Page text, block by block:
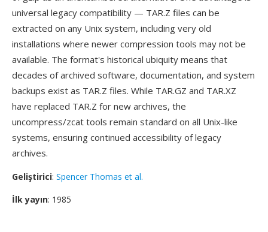
universal legacy compatibility — TAR.Z files can be
extracted on any Unix system, including very old
installations where newer compression tools may not be
available. The format's historical ubiquity means that
decades of archived software, documentation, and system
backups exist as TAR.Z files. While TAR.GZ and TAR.XZ
have replaced TAR.Z for new archives, the
uncompress/zcat tools remain standard on all Unix-like
systems, ensuring continued accessibility of legacy
archives.
Geliştirici: Spencer Thomas et al.
İlk yayın: 1985